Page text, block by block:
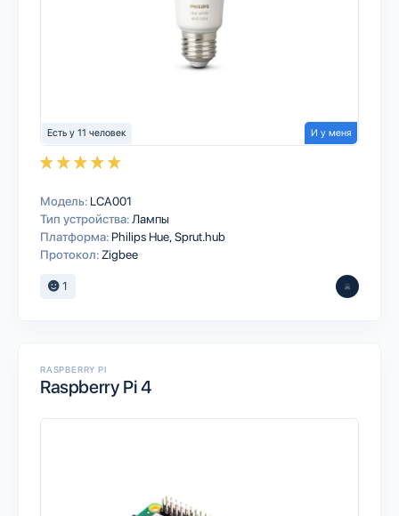
Есть у 11 человек И у меня
Модель: LCA001
Тип устройства:Лампы
Платформа: Philips HueSprut.hub
Протокол:Zigbee
1
RASPBERRY PI
Raspberry Pi 4